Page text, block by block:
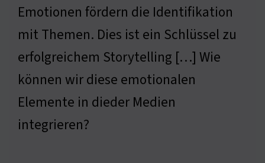
Emotionen fördern die Identifikation
mit Themen. Dies ist ein Schlüssel zu
erfolgreichem Storytelling […] Wie
können wir diese emotionalen
Elemente in dieder Medien
integrieren?